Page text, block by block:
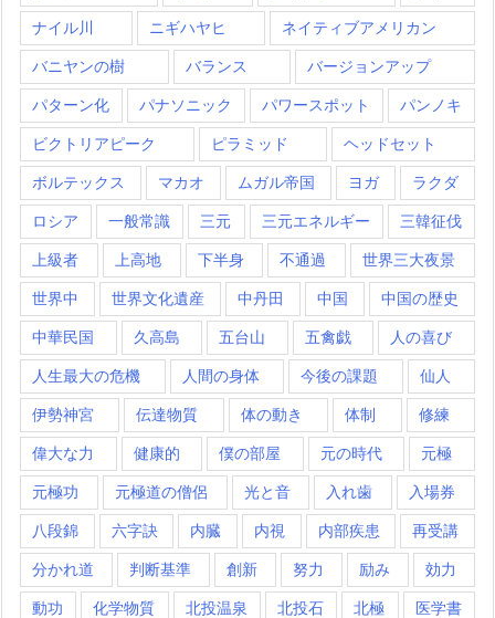
ナイル川 ニギハヤヒ ネイティブアメリカン
バニヤンの樹 バランス バージョンアップ
パターン化 パナソニック パワースポット パンノキ
ビクトリアピーク ピラミッド ヘッドセット
ボルテックス マカオ ムガル帝国 ヨガ ラクダ
ロシア 一般常識 三元 三元エネルギー 三韓征伐
上級者 上高地 下半身 不通過 世界三大夜景
世界中 世界文化遺産 中丹田 中国 中国の歴史
中華民国 久高島 五台山 五禽戯 人の喜び
人生最大の危機 人間の身体 今後の課題 仙人
伊勢神宮 伝達物質 体の動き 体制 修練
偉大な力 健康的 僕の部屋 元の時代 元極
元極功 元極道の僧侶 光と音 入れ歯 入場券
八段錦 六字訣 内臓 内視 内部疾患 再受講
分かれ道 判断基準 創新 努力 励み 効力
動功 化学物質 北投温泉 北投石 北極 医学書